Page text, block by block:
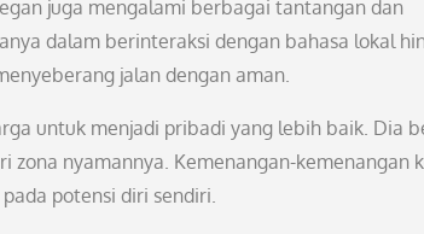
juga mengalami berbagai tantangan dan
dalam berinteraksi dengan bahasa lokal
jalan dengan aman.
untuk menjadi pribadi yang lebih baik. Dia
nyamannya. Kemenangan-kemenangan
potensi diri sendiri.